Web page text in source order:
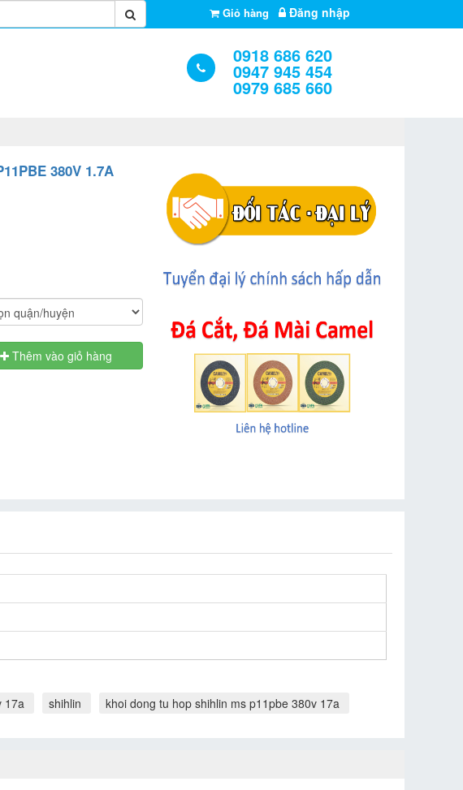
Giỏ hàng Đăng nhập
0918 686 620
0947 945 454
0979 685 660
380V 1.7A
Thêm vào giỏ hàng
17a shihlin khoi dong tu hop shihlin ms p11pbe 380v 17a